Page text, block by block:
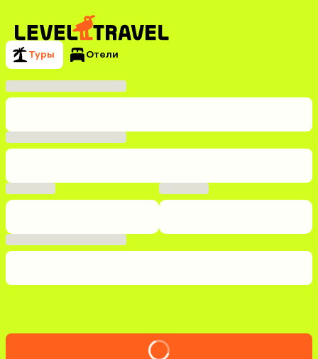
Туры Отели